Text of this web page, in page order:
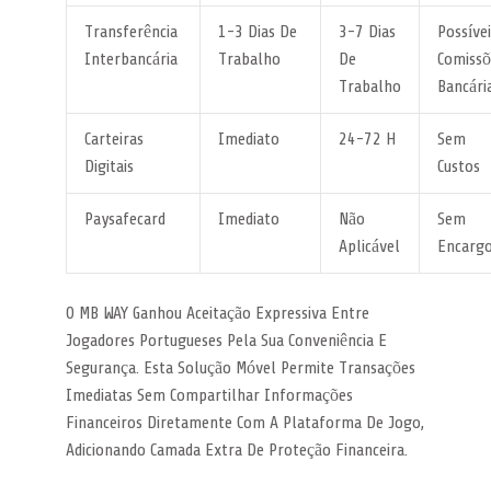
Transferência
Interbancária
1-3 Dias De
Trabalho
3-7 Dias
De
Trabalho
Carteiras
Digitais
Imediato 24-72 H Sem
Custos
Paysafecard
Imediato Não
Aplicável
Sem
O MB WAY Ganhou Aceitação Expressiva Entre
Jogadores Portugueses Pela Sua Conveniência E
Segurança. Esta Solução Móvel Permite Transações
Imediatas Sem Compartilhar Informações
Financeiros Diretamente Com A Plataforma De Jogo,
Adicionando Camada Extra De Proteção Financeira.